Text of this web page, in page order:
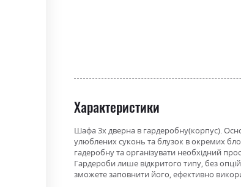
Характеристики
Шафа 3х дверна в гардеробну(корпус).
улюблених суконь та блузок в окремих
гадеробну та організувати необхідний
Гардероби лише відкритого типу, без
зможете заповнити його, ефективно